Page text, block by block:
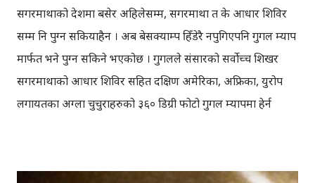
सगरमाथाको देशमा बसेर अहिलेसम्म, सगरमाथा त के आधार शिविर
सम्म नि पुग्न सकियाहैन । अब बेसक्याम्प हिँडेरै नपुगिएपनि गुगल म्याप
मार्फत भने पुग्न सकिने भएकोछ । गुगलले संसारको सर्वोच्च शिखर
सगरमाथाको आधार शिविर सहित दक्षिण अमेरिका, अफ्रिका, युरोप
लगायतका अग्ला चुचुराहरुको ३६० डिग्री फोटो गुगल म्यापमा हेर्न
वेसक्याम्पको ३६० डिग्री तस्विर हेर्न सकिन्छ । सन् २०११ मा सगरमाथा